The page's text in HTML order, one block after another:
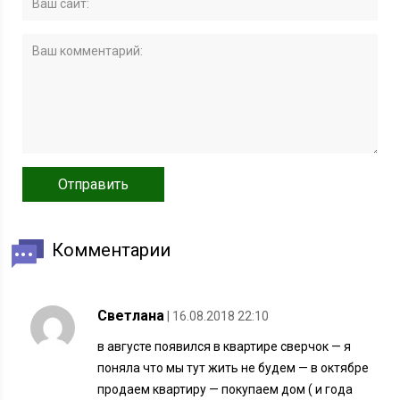
Комментарии
Светлана | 16.08.2018 22:10
в августе появился в квартире сверчок — я
поняла что мы тут жить не будем — в октябре
продаем квартиру — покупаем дом ( и года